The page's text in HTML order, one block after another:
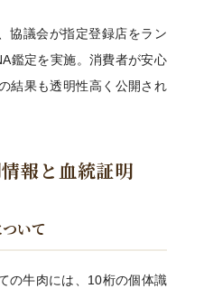
協議会が指定登録店をラン
鑑定を実施。消費者が安心
結果も透明性高く公開され
報と血統証明
いて
の牛肉には、10桁の個体識